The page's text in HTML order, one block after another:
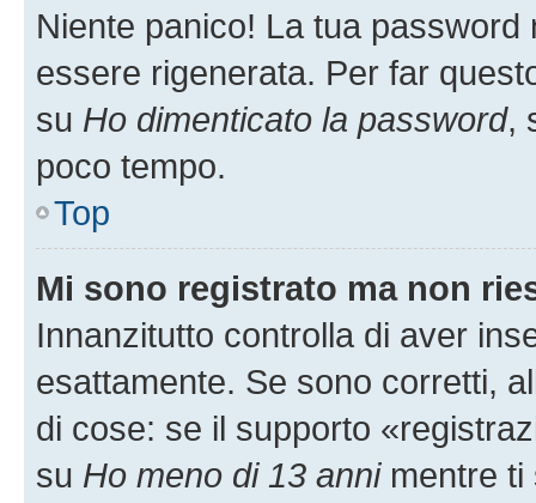
Niente panico! La tua
essere rigenerata. Per far
su Ho dimenticato la password,
poco tempo.
Top
Mi sono registrato ma non
Innanzitutto controlla di aver
esattamente. Se sono corretti,
di cose: se il supporto
su Ho meno di 13 annimentre ti